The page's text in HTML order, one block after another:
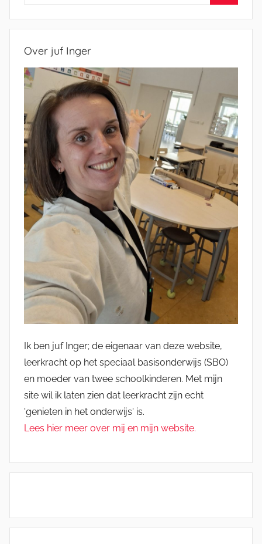
Over juf Inger
Ik ben juf Inger; de eigenaar van deze website,
leerkracht op het speciaal basisonderwijs (SBO)
en moeder van twee schoolkinderen. Met mijn
site wil ik laten zien dat leerkracht zijn echt
'genieten in het onderwijs' is.
Lees hier meer over mij en mijn website.